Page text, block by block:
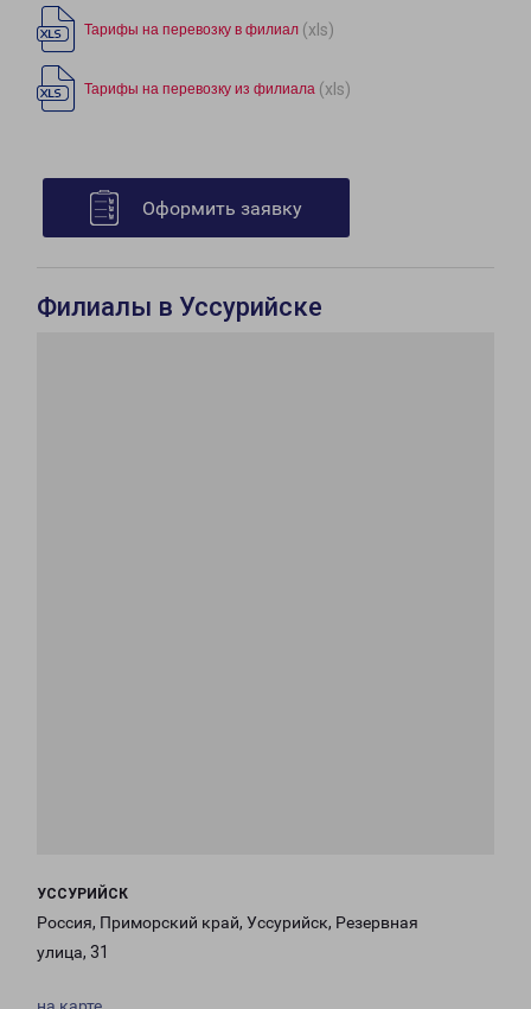
Тарифы на перевозку в филиал (xls)
Тарифы на перевозку из филиала (xls)
Оформить заявку
Филиалы в Уссурийске
УССУРИЙСК
Россия, Приморский край, Уссурийск, Резервная
улица, 31